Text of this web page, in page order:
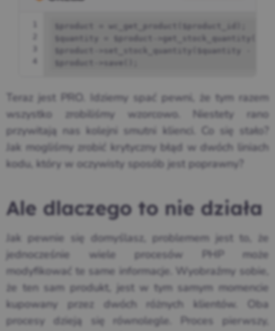
$product wc_get_product $product_id
$quantity
$product get_stock_quantity
$product
set_stock_quantity $quantity
$product
save
Teraz jest PRO. Idziemy spać pewni, że tym razem
wszystko zrobiliśmy wzorcowo. Niestety rano
przywitają nas kolejni smutni klienci. Co się stało?
Jak mogliśmy zrobić krytyczny błąd w dwóch liniach
kodu, który w oczywisty sposób jest poprawny?
Ale dlaczego to nie działa
Jak pewnie się domyślasz, problemem jest to, że
jednocześnie wiele procesów PHP może
modyfikować te same informacje. Wyobraźmy sobie,
że ten sam produkt, jest w tym samym momencie
kupowany przez dwóch różnych klientów. Oba
procesy dzieją się równolegle. Proces pierwszy,